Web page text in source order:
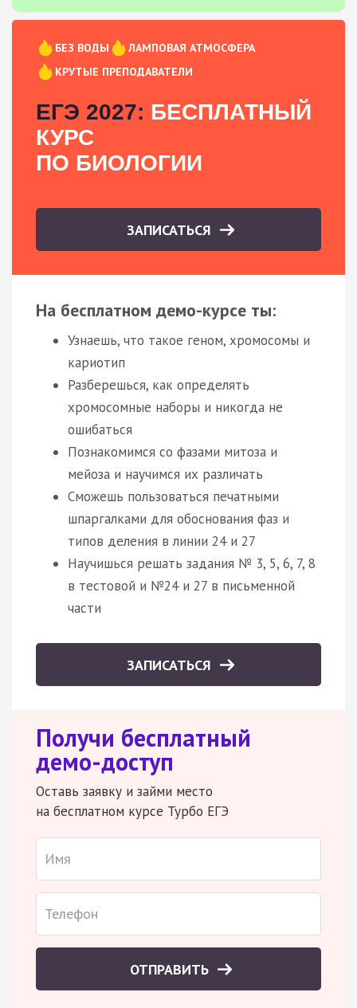
БЕЗ ВОДЫ
ЛАМПОВАЯ АТМОСФЕРА
КРУТЫЕ ПРЕПОДАВАТЕЛИ
ЕГЭ 2027: БЕСПЛАТНЫЙ
КУРС
ПО БИОЛОГИИ
ЗАПИСАТЬСЯ
На бесплатном демо-курсе ты:
Узнаешь, что такое геном, хромосомы и
кариотип
Разберешься, как определять
хромосомные наборы и никогда не
ошибаться
Познакомимся со фазами митоза и
мейоза и научимся их различать
Сможешь пользоваться печатными
шпаргалками для обоснования фаз и
типов деления в линии 24 и 27
Научишься решать задания № 3, 5, 6, 7, 8
в тестовой и №24 и 27 в письменной
части
ЗАПИСАТЬСЯ
Получи бесплатный
демо-доступ
Оставь заявку и займи место
на бесплатном курсе Турбо ЕГЭ
ОТПРАВИТЬ